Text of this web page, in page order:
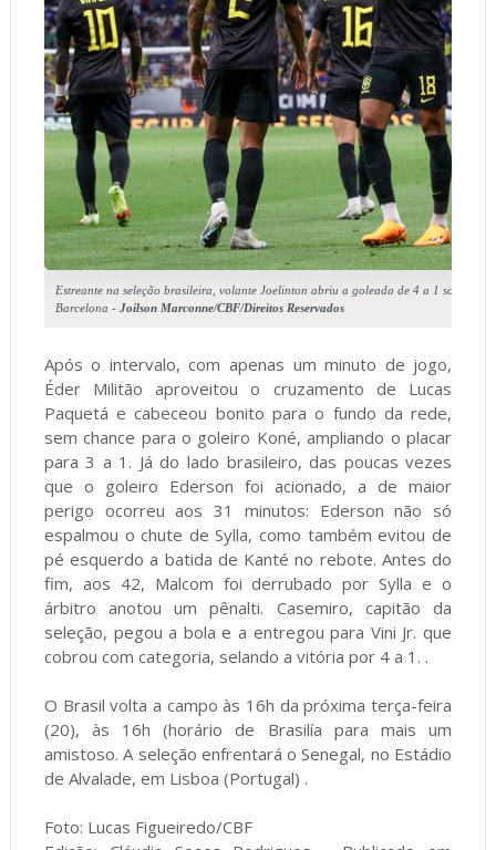
Estreante na seleção brasileira, volante Joelinton abriu a goleada de 4 a 1 sobre a
Barcelona - Joilson Marconne/CBF/Direitos Reservados
Após o intervalo, com apenas um minuto de jogo,
Éder Militão aproveitou o cruzamento de Lucas
Paquetá e cabeceou bonito para o fundo da rede,
sem chance para o goleiro Koné, ampliando o placar
para 3 a 1. Já do lado brasileiro, das poucas vezes
que o goleiro Ederson foi acionado, a de maior
perigo ocorreu aos 31 minutos: Ederson não só
espalmou o chute de Sylla, como também evitou de
pé esquerdo a batida de Kanté no rebote. Antes do
fim, aos 42, Malcom foi derrubado por Sylla e o
árbitro anotou um pênalti. Casemiro, capitão da
seleção, pegou a bola e a entregou para Vini Jr. que
cobrou com categoria, selando a vitória por 4 a 1. .
O Brasil volta a campo às 16h da próxima terça-feira
(20), às 16h (horário de Brasilía para mais um
amistoso. A seleção enfrentará o Senegal, no Estádio
de Alvalade, em Lisboa (Portugal) .
Foto: Lucas Figueiredo/CBF